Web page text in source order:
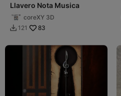
Llavero Nota Musica
coreXY 3D
 121 83